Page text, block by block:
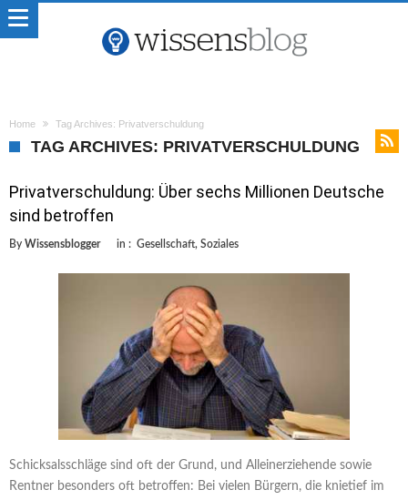
Home Tag Archives: Privatverschuldung
TAG ARCHIVES: PRIVATVERSCHULDUNG
Privatverschuldung: Über sechs Millionen Deutsche
sind betroffen
By Wissensblogger in : Gesellschaft, Soziales
Schicksalsschläge sind oft der Grund, und Alleinerziehende sowie
Rentner besonders oft betroffen: Bei vielen Bürgern, die knietief im